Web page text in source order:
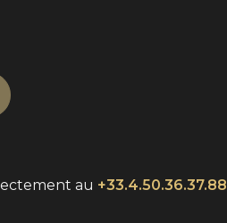
au +33.4.50.36.37.88